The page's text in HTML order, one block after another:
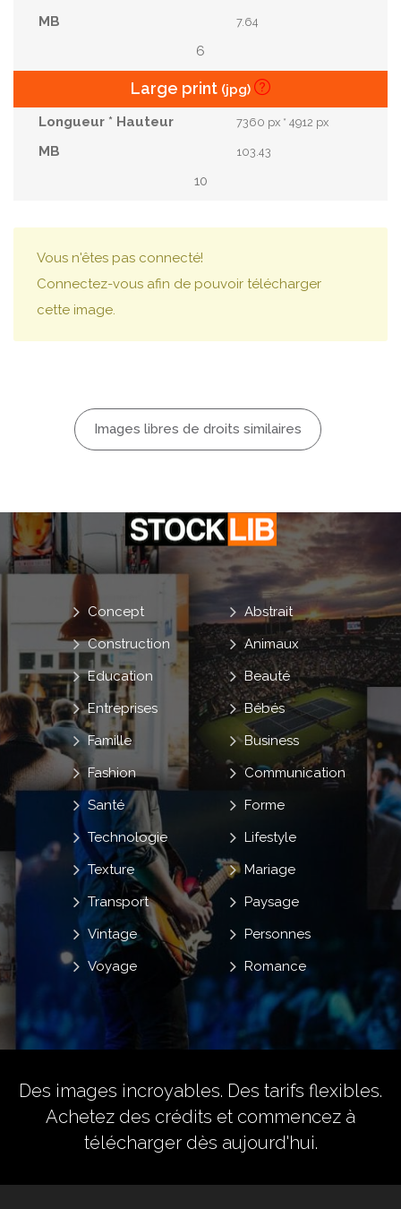
7.64
6
Large print (jpg)
7360 px * 4912 px
103.43
10
Vous n'êtes pas connecté!
Connectez-vous afin de pouvoir télécharger
cette image.
Images libres de droits similaires
Abstrait
Animaux
Beauté
Bébés
Business
Communication
Concept
Construction
Education
Entreprises
Famille
Fashion
Forme
Lifestyle
Mariage
Paysage
Personnes
Romance
Santé
Technologie
Texture
Transport
Vintage
Voyage
Des images incroyables. Des tarifs flexibles.
Achetez des crédits et commencez à
télécharger dès aujourd'hui.